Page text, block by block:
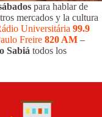
para hablar de
mercados y la cultura
Universitária 99.9
Freire 820 AM –
Sabiá todos los